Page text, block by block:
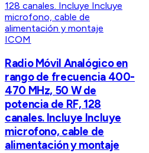
ICOM
Radio Móvil Analógico en
rango de frecuencia 400-
470 MHz, 50 W de
potencia de RF, 128
canales. Incluye Incluye
microfono, cable de
alimentación y montaje